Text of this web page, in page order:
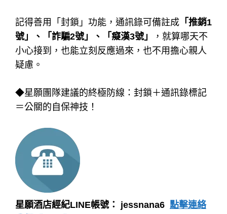
記得善用「封鎖」功能，通訊錄可備註成 「推銷1
號」、「詐騙2號」、「癡漢3號」
，就算哪天不
小心接到，也能立刻反應過來，也不用擔心親人
疑慮。
◆星願團隊建議的終極防線：封鎖＋通訊錄標記
＝公關的自保神技！
星願酒店經紀LINE帳號： jessnana6 點擊連絡